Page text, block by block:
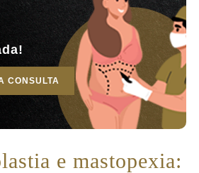
CONSULTA
e mastopexia: